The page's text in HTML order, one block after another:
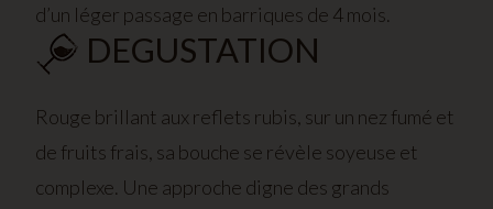
d’un léger passage en barriques de 4 mois.
DEGUSTATION
Rouge brillant aux reflets rubis, sur un nez fumé et
de fruits frais, sa bouche se révèle soyeuse et
complexe. Une approche digne des grands